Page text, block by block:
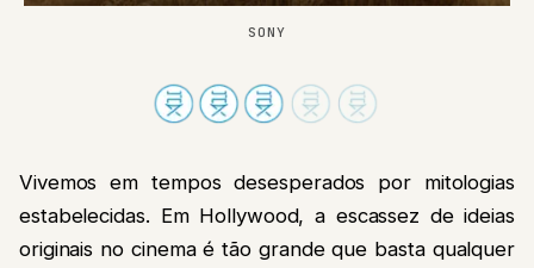
SONY
Vivemos em tempos desesperados por mitologias
estabelecidas. Em Hollywood, a escassez de ideias
originais no cinema é tão grande que basta qualquer